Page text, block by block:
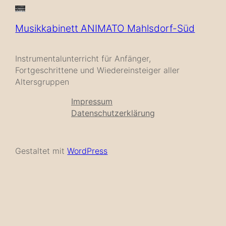
Musikkabinett ANIMATO Mahlsdorf-Süd
Instrumentalunterricht für Anfänger,
Fortgeschrittene und Wiedereinsteiger aller
Altersgruppen
Impressum
Datenschutzerklärung
Gestaltet mitWordPress